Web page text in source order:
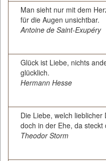
Man sieht nur mit dem
für die Augen unsichtbar.
Antoine de Saint-Exupéry
Glück ist Liebe, nichts
glücklich.
Hermann Hesse
Die Liebe, welch lieblicher
doch in der Ehe, da steckt
Theodor Storm